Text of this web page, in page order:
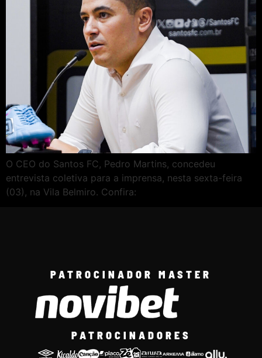
O CEO do Santos FC, Pedro Martins, concedeu
entrevista coletiva para a imprensa, nesta sexta-feira
(03), na Vila Belmiro. Confira:
PATROCINADOR MASTER
PATROCINADORES